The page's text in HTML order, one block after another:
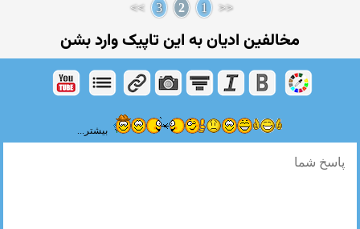
<<
1
2
3
>>
مخالفین ادیان به این تاپیک وارد بشن
بیشتر...